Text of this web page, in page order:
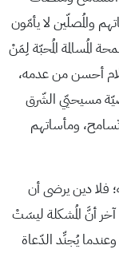
والمُصلّين لا يأمّون
المُسالمة المُحبّة لِمَنْ
أحسن من عدمه،
مسيحيّي الشّرق
ومأساتهم
فلا دين يرضى أن
أنَّ المُشكلة ليسَتْ
يُجنِّد الدّعاة